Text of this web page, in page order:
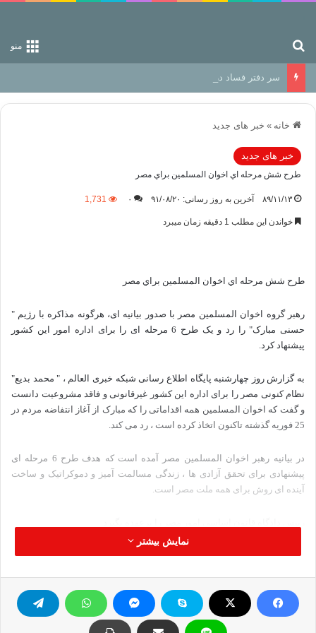
منو
سر دفتر فساد در زمین‌، دوری وکناره‌گیری از راه خداست‌!
خانه » خبر های جدید
خبر های جدید
طرح شش مرحله اي اخوان المسلمين براي مصر
۸۹/۱۱/۱۳ آخرین به روز رسانی: ۹۱/۰۸/۲۰ ۰ 1,731
خواندن این مطلب 1 دقیقه زمان میبرد
طرح شش مرحله اي اخوان المسلمين براي مصر
رهبر گروه اخوان المسلمین مصر با صدور بیانیه ای، هرگونه مذاکره با رژیم "
حسنی مبارک" را رد و یک طرح 6 مرحله ای را برای اداره امور این کشور
پیشنهاد کرد.
به گزارش روز چهارشنبه پایگاه اطلاع رسانی شبکه خبری العالم ، " محمد بدیع"
نظام کنونی مصر را برای اداره این کشور غیرقانونی و فاقد مشروعیت دانست
و گفت که اخوان المسلمین همه اقداماتی را که مبارک از آغاز انتفاضه مردم در
25 فوریه گذشته تاکنون اتخاذ کرده است ، رد می کند.
در بیانیه رهبر اخوان المسلمین مصر آمده است که هدف طرح 6 مرحله ای
پیشنهادی برای تحقق آزادی ها ، زندگی مسالمت آمیز و دموکراتیک و ساخت
آینده ای روش برای همه ملت مصر است.
محمد بدیع اولین مرحله این طرح را " کناره گیری مبارک از قدرت و انحلال دو
گیرد."
نمایش بیشتر